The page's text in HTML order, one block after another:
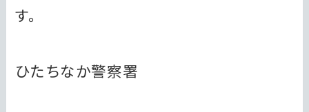
す。
ひたちなか警察署